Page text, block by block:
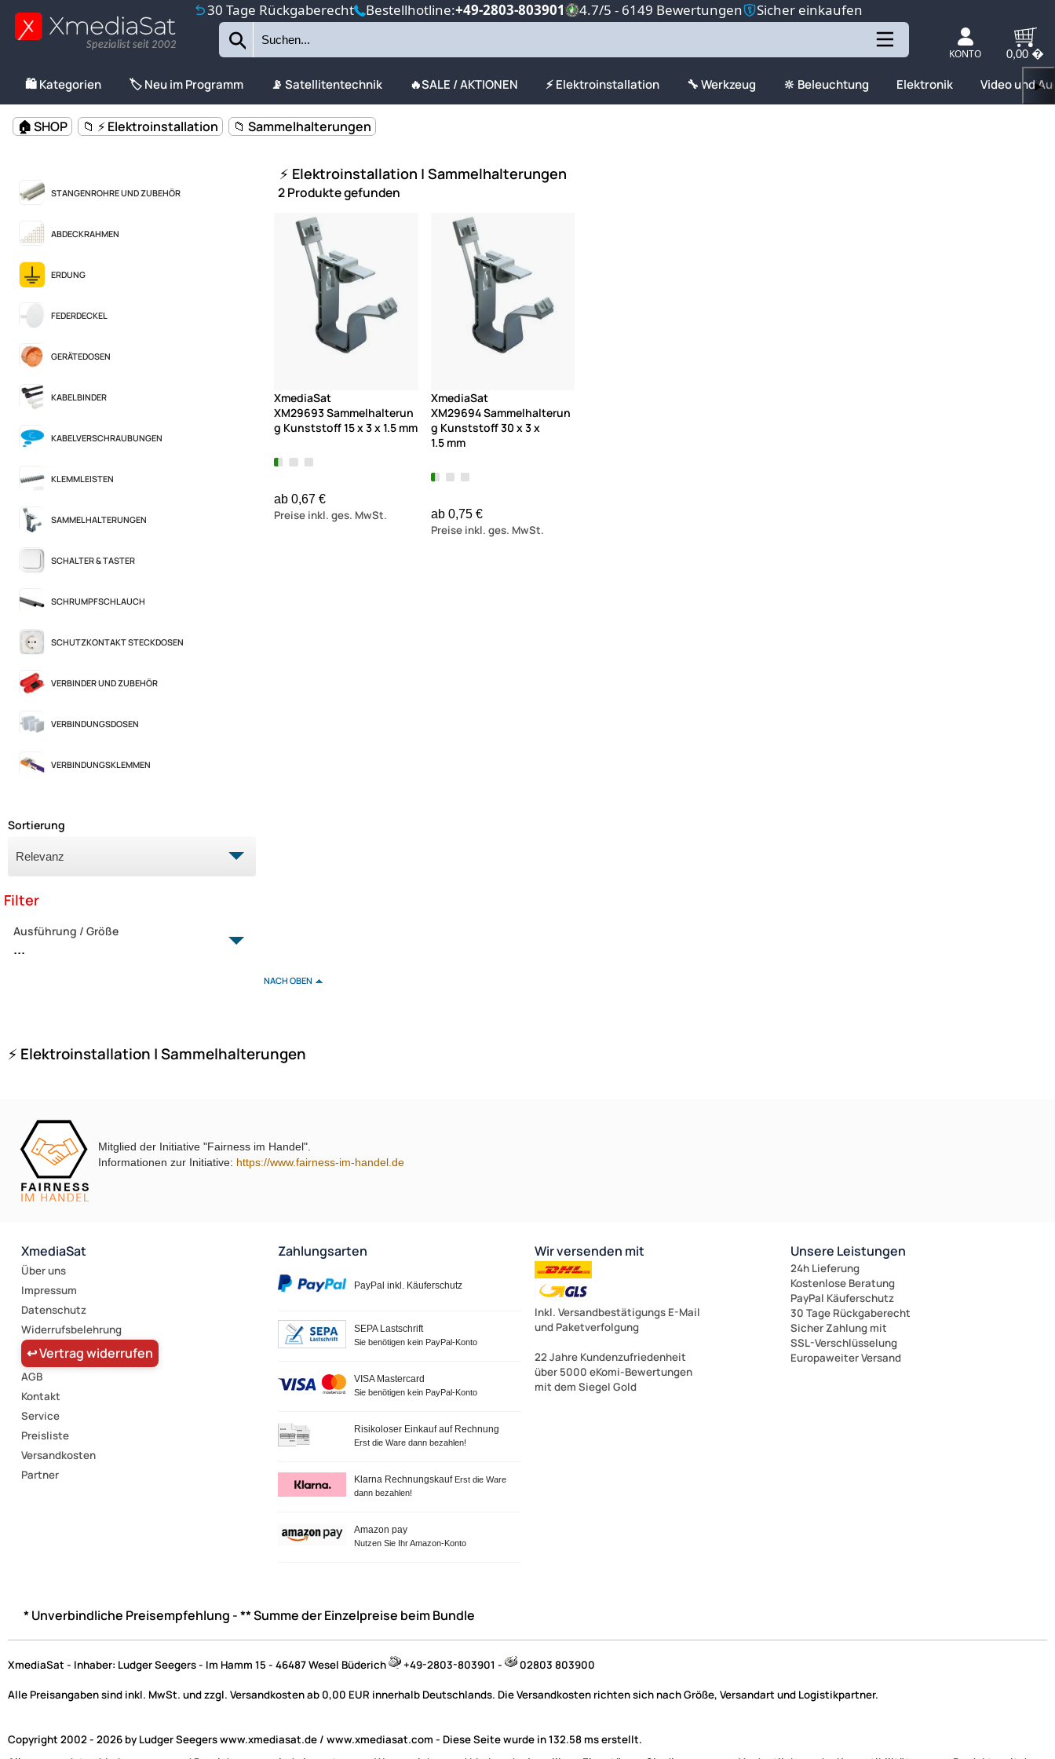
30 Tage Rückgaberecht Bestellhotline:+49-2803-803901 4.7/5 - 6149 Bewertungen Sicher einkaufen
Spezialist seit 2002
KONTO 0,00 �
🛍️ Kategorien 🏷️ Neu im Programm 📡 Satellitentechnik 🔥SALE / AKTIONEN ⚡ Elektroinstallation 🔧 Werkzeug 🔆 Beleuchtung Elektronik Video und▶
🏠 SHOP 📁 ⚡ Elektroinstallation 📁 Sammelhalterungen
STANGENROHRE UND ZUBEHÖR
ABDECKRAHMEN
ERDUNG
FEDERDECKEL
GERÄTEDOSEN
KABELBINDER
KABELVERSCHRAUBUNGEN
KLEMMLEISTEN
SAMMELHALTERUNGEN
SCHALTER & TASTER
SCHRUMPFSCHLAUCH
SCHUTZKONTAKT STECKDOSEN
VERBINDER UND ZUBEHÖR
VERBINDUNGSDOSEN
VERBINDUNGSKLEMMEN
Sortierung
Filter
Ausführung / Größe
...
⚡ Elektroinstallation | Sammelhalterungen
2 Produkte gefunden
XmediaSat
XM29693 Sammelhalterun
g Kunststoff 15 x 3 x 1.5 mm
ab 0,67 €
Preise inkl. ges. MwSt.
XmediaSat
XM29694 Sammelhalterun
g Kunststoff 30 x 3 x
1.5 mm
ab 0,75 €
Preise inkl. ges. MwSt.
NACH OBEN
⚡ Elektroinstallation | Sammelhalterungen
Mitglied der Initiative "Fairness im Handel".
Informationen zur Initiative: https://www.fairness-im-handel.de
XmediaSat
Über uns
Impressum
Datenschutz
Widerrufsbelehrung
↩ Vertrag widerrufen
AGB
Kontakt
Service
Preisliste
Versandkosten
Partner
Zahlungsarten
PayPal inkl. Käuferschutz
SEPA Lastschrift
Sie benötigen kein PayPal-Konto
VISA Mastercard
Sie benötigen kein PayPal-Konto
Risikoloser Einkauf auf Rechnung
Erst die Ware dann bezahlen!
Klarna Rechnungskauf Erst die Ware
dann bezahlen!
Amazon pay
Nutzen Sie Ihr Amazon-Konto
Wir versenden mit
Inkl. Versandbestätigungs E-Mail
und Paketverfolgung
22 Jahre Kundenzufriedenheit
über 5000 eKomi-Bewertungen
mit dem Siegel Gold
Unsere Leistungen
24h Lieferung
Kostenlose Beratung
PayPal Käuferschutz
30 Tage Rückgaberecht
Sicher Zahlung mit
SSL-Verschlüsselung
Europaweiter Versand
* Unverbindliche Preisempfehlung - ** Summe der Einzelpreise beim Bundle
XmediaSat - Inhaber: Ludger Seegers - Im Hamm 15 - 46487 Wesel Büderich +49-2803-803901 - 02803 803900
Alle Preisangaben sind inkl. MwSt. und zzgl. Versandkosten ab 0,00 EUR innerhalb Deutschlands. Die Versandkosten richten sich nach Größe, Versandart und Logistikpartner.
Copyright 2002 - 2026 by Ludger Seegers www.xmediasat.de / www.xmediasat.com - Diese Seite wurde in 132.58 ms erstellt.